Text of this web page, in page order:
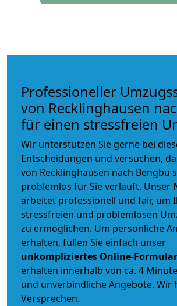
Professioneller
von Recklinghausen
für einen stressfreien
Wir unterstützen Sie gerne bei
Entscheidungen und versuchen,
von Recklinghausen nach Bengbu
problemlos für Sie verläuft. Unser
arbeitet professionell und fair, um
stressfreien und problemlosen
zu ermöglichen. Um persönliche
erhalten, füllen Sie einfach unser
unkompliziertes Online-
erhalten innerhalb von ca. 4
und unverbindliche Angebote. Wir
Versprechen.